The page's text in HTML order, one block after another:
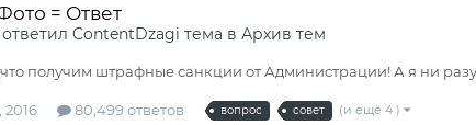
= Ответ
ContentDzagi тема в Архив тем
получим штрафные санкции от Администрации! А я ни
2016 80,499 ответов вопрос совет (и ещё 4 )